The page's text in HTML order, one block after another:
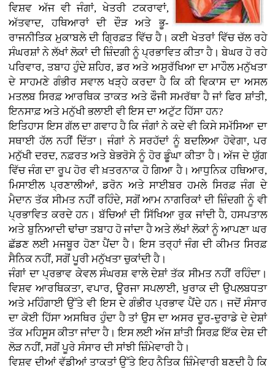
ਵਿਸ਼ਵ ਅੱਜ ਵੀ ਜੰਗਾਂ, ਖੇਤਰੀ ਟਕਰਾਵਾਂ,
ਅੱਤਵਾਦ, ਹਥਿਆਰਾਂ ਦੀ ਦੌੜ ਅਤੇ ਭੂ-
ਰਾਜਨੀਤਿਕ ਮੁਕਾਬਲੇ ਦੀ ਗ੍ਰਿਫ਼ਤ ਵਿੱਚ ਹੈ। ਕਈ ਖੇਤਰਾਂ ਵਿੱਚ ਚੱਲ ਰਹੇ
ਸੰਘਰਸ਼ਾਂ ਨੇ ਲੱਖਾਂ ਲੋਕਾਂ ਦੀ ਜ਼ਿੰਦਗੀ ਨੂੰ ਪ੍ਰਭਾਵਿਤ ਕੀਤਾ ਹੈ। ਬੇਘਰ ਹੋ ਰਹੇ
ਪਰਿਵਾਰ, ਤਬਾਹ ਹੁੰਦੇ ਸ਼ਹਿਰ, ਡਰ ਅਤੇ ਅਸੁਰੱਖਿਆ ਦਾ ਮਾਹੌਲ ਮਨੁੱਖਤਾ
ਦੇ ਸਾਹਮਣੇ ਗੰਭੀਰ ਸਵਾਲ ਖੜ੍ਹੇ ਕਰਦਾ ਹੈ ਕਿ ਕੀ ਵਿਕਾਸ ਦਾ ਅਸਲ
ਮਤਲਬ ਸਿਰਫ਼ ਆਰਥਿਕ ਤਾਕਤ ਅਤੇ ਫੌਜੀ ਸਮਰੱਥਾ ਹੈ ਜਾਂ ਫਿਰ ਸ਼ਾਂਤੀ,
ਇਨਸਾਫ਼ ਅਤੇ ਮਨੁੱਖੀ ਭਲਾਈ ਵੀ ਇਸ ਦਾ ਅਟੁੱਟ ਹਿੱਸਾ ਹਨ?
ਇਤਿਹਾਸ ਇਸ ਗੱਲ ਦਾ ਗਵਾਹ ਹੈ ਕਿ ਜੰਗਾਂ ਨੇ ਕਦੇ ਵੀ ਕਿਸੇ ਸਮੱਸਿਆ ਦਾ
ਸਥਾਈ ਹੱਲ ਨਹੀਂ ਦਿੱਤਾ। ਜੰਗਾਂ ਨੇ ਸਰਹੱਦਾਂ ਨੂੰ ਬਦਲਿਆ ਹੋਵੇਗਾ, ਪਰ
ਮਨੁੱਖੀ ਦਰਦ, ਨਫ਼ਰਤ ਅਤੇ ਬੇਭਰੋਸੇ ਨੂੰ ਹੋਰ ਡੂੰਘਾ ਕੀਤਾ ਹੈ। ਅੱਜ ਦੇ ਯੁੱਗ
ਵਿੱਚ ਜੰਗ ਦਾ ਰੂਪ ਹੋਰ ਵੀ ਖ਼ਤਰਨਾਕ ਹੋ ਗਿਆ ਹੈ। ਆਧੁਨਿਕ ਹਥਿਆਰ,
ਮਿਸਾਈਲ ਪ੍ਰਣਾਲੀਆਂ, ਡਰੋਨ ਅਤੇ ਸਾਈਬਰ ਹਮਲੇ ਸਿਰਫ਼ ਜੰਗ ਦੇ
ਮੈਦਾਨ ਤੱਕ ਸੀਮਤ ਨਹੀਂ ਰਹਿੰਦੇ, ਸਗੋਂ ਆਮ ਨਾਗਰਿਕਾਂ ਦੀ ਜ਼ਿੰਦਗੀ ਨੂੰ ਵੀ
ਪ੍ਰਭਾਵਿਤ ਕਰਦੇ ਹਨ। ਬੱਚਿਆਂ ਦੀ ਸਿੱਖਿਆ ਰੁਕ ਜਾਂਦੀ ਹੈ, ਹਸਪਤਾਲ
ਅਤੇ ਬੁਨਿਆਦੀ ਢਾਂਚਾ ਤਬਾਹ ਹੋ ਜਾਂਦਾ ਹੈ ਅਤੇ ਲੱਖਾਂ ਲੋਕਾਂ ਨੂੰ ਆਪਣਾ ਘਰ
ਛੱਡਣ ਲਈ ਮਜਬੂਰ ਹੋਣਾ ਪੈਂਦਾ ਹੈ। ਇਸ ਤਰ੍ਹਾਂ ਜੰਗ ਦੀ ਕੀਮਤ ਸਿਰਫ਼
ਸੈਨਿਕ ਨਹੀਂ, ਸਗੋਂ ਪੂਰੀ ਮਨੁੱਖਤਾ ਚੁਕਾਂਦੀ ਹੈ।
ਜੰਗਾਂ ਦਾ ਪ੍ਰਭਾਵ ਕੇਵਲ ਸੰਘਰਸ਼ ਵਾਲੇ ਦੇਸ਼ਾਂ ਤੱਕ ਸੀਮਤ ਨਹੀਂ ਰਹਿੰਦਾ।
ਵਿਸ਼ਵ ਆਰਥਿਕਤਾ, ਵਪਾਰ, ਊਰਜਾ ਸਪਲਾਈ, ਖੁਰਾਕ ਦੀ ਉਪਲਬਧਤਾ
ਅਤੇ ਮਹਿੰਗਾਈ ਉੱਤੇ ਵੀ ਇਸ ਦੇ ਗੰਭੀਰ ਪ੍ਰਭਾਵ ਪੈਂਦੇ ਹਨ। ਜਦੋਂ ਸੰਸਾਰ
ਦਾ ਕੋਈ ਹਿੱਸਾ ਅਸਥਿਰ ਹੁੰਦਾ ਹੈ ਤਾਂ ਉਸ ਦਾ ਅਸਰ ਦੂਰ-ਦੁਰਾਡੇ ਦੇ ਦੇਸ਼ਾਂ
ਤੱਕ ਮਹਿਸੂਸ ਕੀਤਾ ਜਾਂਦਾ ਹੈ। ਇਸ ਲਈ ਅੱਜ ਸ਼ਾਂਤੀ ਸਿਰਫ਼ ਇੱਕ ਦੇਸ਼ ਦੀ
ਲੋੜ ਨਹੀਂ, ਸਗੋਂ ਪੂਰੇ ਸੰਸਾਰ ਦੀ ਸਾਂਝੀ ਜ਼ਿੰਮੇਵਾਰੀ ਹੈ।
ਵਿਸ਼ਵ ਦੀਆਂ ਵੱਡੀਆਂ ਤਾਕਤਾਂ ਉੱਤੇ ਇਹ ਨੈਤਿਕ ਜ਼ਿੰਮੇਵਾਰੀ ਬਣਦੀ ਹੈ ਕਿ